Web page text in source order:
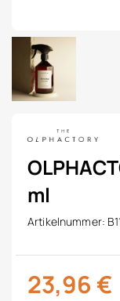
ml
Artikelnummer:
23,96 €